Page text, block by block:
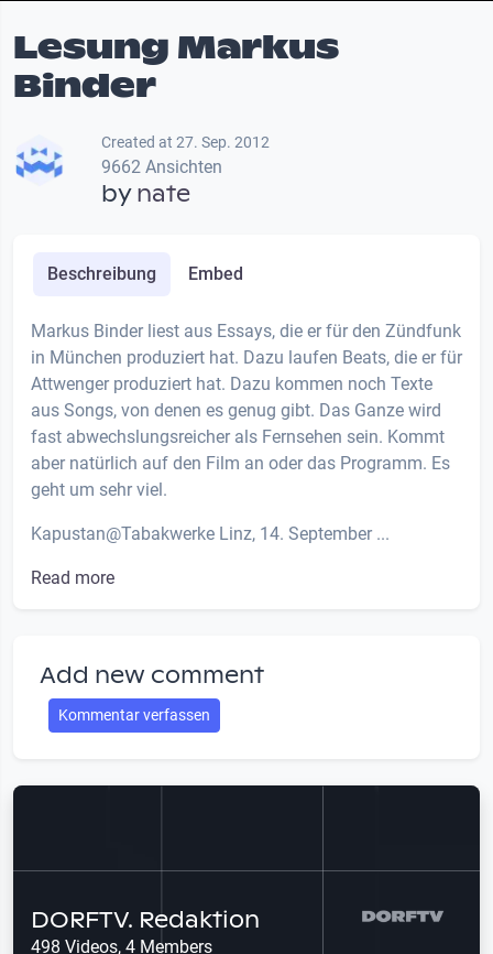
Lesung Markus
Binder
Created at 27. Sep. 2012
9662 Ansichten
bynate
Beschreibung Embed
Markus Binder liest aus Essays, die er für den Zündfunk
in München produziert hat. Dazu laufen Beats, die er für
Attwenger produziert hat. Dazu kommen noch Texte
aus Songs, von denen es genug gibt. Das Ganze wird
fast abwechslungsreicher als Fernsehen sein. Kommt
aber natürlich auf den Film an oder das Programm. Es
geht um sehr viel.
Kapustan@Tabakwerke Linz, 14. September ...
Read more
Add new comment
Kommentar verfassen
DORFTV. Redaktion
498 Videos, 4 Members